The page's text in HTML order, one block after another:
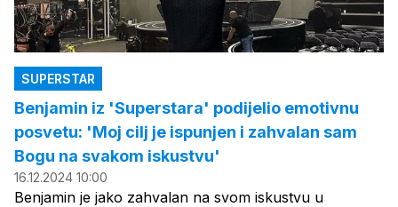
SUPERSTAR
Benjamin iz 'Superstara' podijelio emotivnu
posvetu: 'Moj cilj je ispunjen i zahvalan sam
Bogu na svakom iskustvu'
16.12.2024 10:00
Benjamin je jako zahvalan na svom iskustvu u